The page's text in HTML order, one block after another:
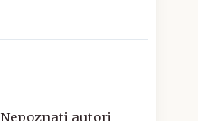
Nepoznati autori